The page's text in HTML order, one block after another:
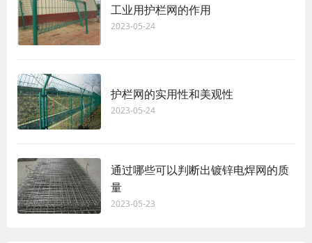
工业用护栏网的作用
2023-05-24
护栏网的实用性和美观性
2023-05-24
通过哪些可以判断出镀锌电焊网的质
量
2023-05-23